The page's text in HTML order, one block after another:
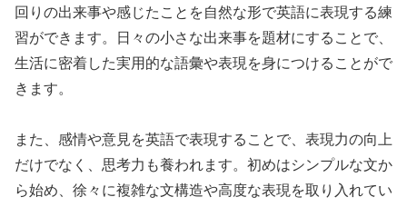
回りの出来事や感じたことを自然な形で英語に表現する練
習ができます。日々の小さな出来事を題材にすることで、
生活に密着した実用的な語彙や表現を身につけることがで
きます。
また、感情や意見を英語で表現することで、表現力の向上
だけでなく、思考力も養われます。初めはシンプルな文か
ら始め、徐々に複雑な文構造や高度な表現を取り入れてい